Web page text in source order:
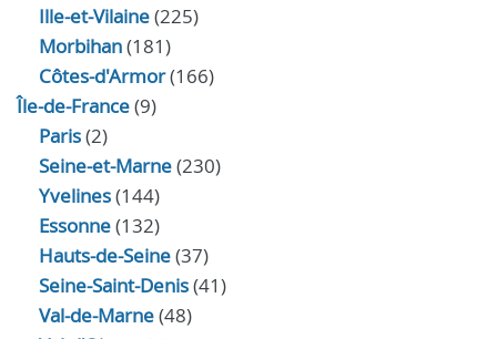
Ille-et-Vilaine(225)
Morbihan(181)
Côtes-d'Armor(166)
Île-de-France(9)
Paris(2)
Seine-et-Marne(230)
Yvelines(144)
Essonne(132)
Hauts-de-Seine(37)
Seine-Saint-Denis(41)
Val-de-Marne(48)